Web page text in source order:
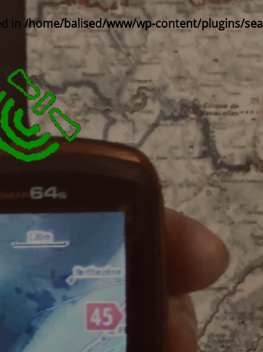
in /home/balised/www/wp-content/plugins/